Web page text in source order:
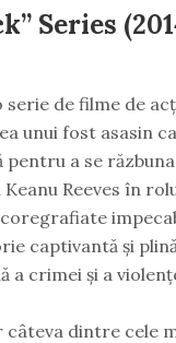
Series
serie de filme de
unui fost asasin
a se
Keanu Reeves în
captivantă și
a crimei și a
câteva dintre cele